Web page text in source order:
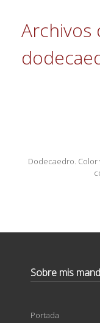
Archivos
Dodecaedro. Color
Sobre mis
Portada